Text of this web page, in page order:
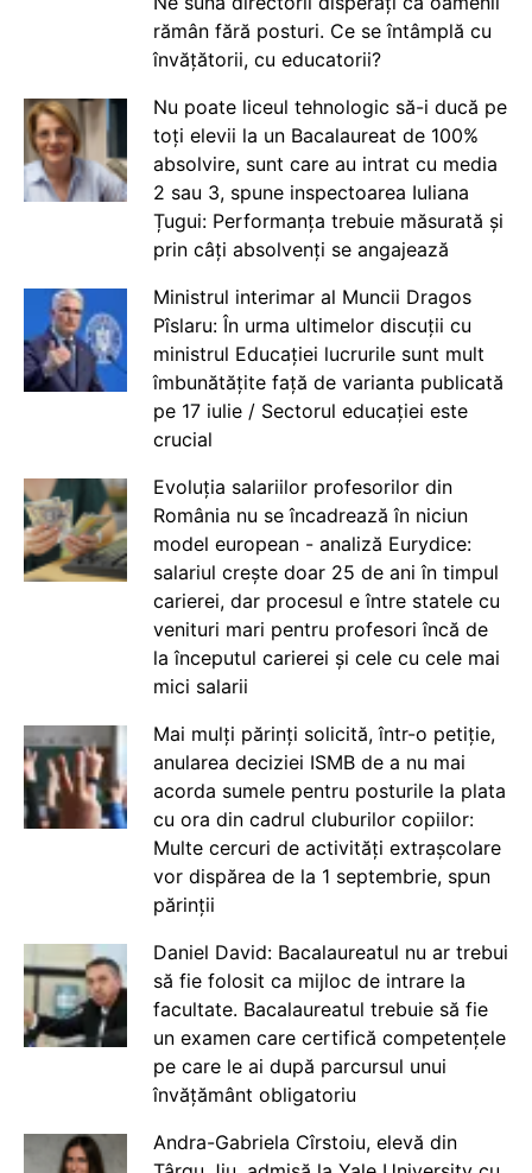
rămân fără posturi. Ce se întâmplă cu
învățătorii, cu educatorii?
Nu poate liceul tehnologic să-i ducă pe
toți elevii la un Bacalaureat de 100%
absolvire, sunt care au intrat cu media
2 sau 3, spune inspectoarea Iuliana
Țugui: Performanța trebuie măsurată și
prin câți absolvenți se angajează
Ministrul interimar al Muncii Dragos
Pîslaru: În urma ultimelor discuții cu
ministrul Educației lucrurile sunt mult
îmbunătățite față de varianta publicată
pe 17 iulie / Sectorul educației este
crucial
Evoluția salariilor profesorilor din
România nu se încadrează în niciun
model european - analiză Eurydice:
salariul crește doar 25 de ani în timpul
carierei, dar procesul e între statele cu
venituri mari pentru profesori încă de
la începutul carierei și cele cu cele mai
mici salarii
Mai mulți părinți solicită, într-o petiție,
anularea deciziei ISMB de a nu mai
acorda sumele pentru posturile la plata
cu ora din cadrul cluburilor copiilor:
Multe cercuri de activități extrașcolare
vor dispărea de la 1 septembrie, spun
părinții
Daniel David: Bacalaureatul nu ar trebui
să fie folosit ca mijloc de intrare la
facultate. Bacalaureatul trebuie să fie
un examen care certifică competențele
pe care le ai după parcursul unui
învățământ obligatoriu
Andra-Gabriela Cîrstoiu, elevă din